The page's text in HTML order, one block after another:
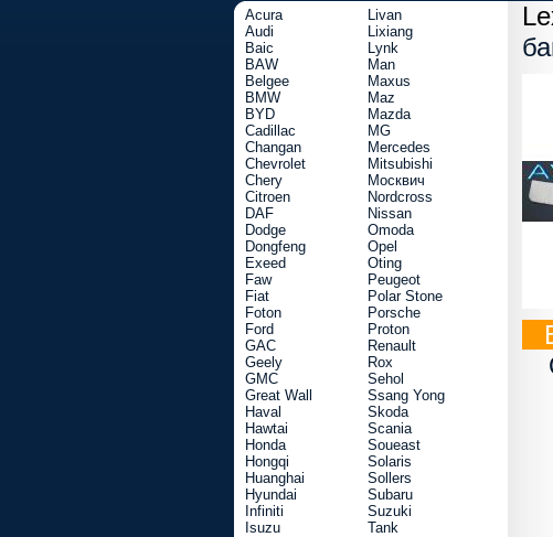
Acura
Audi
Baic
BAW
Belgee
BMW
BYD
Cadillac
Changan
Chevrolet
Chery
Citroen
DAF
Dodge
Dongfeng
Exeed
Faw
Fiat
Foton
Ford
GAC
Geely
GMC
Great Wall
Haval
Hawtai
Honda
Hongqi
Huanghai
Hyundai
Infiniti
Isuzu
Livan
Lixiang
Lynk
Man
Maxus
Maz
Mazda
MG
Mercedes
Mitsubishi
Москвич
Nordcross
Nissan
Omoda
Opel
Oting
Peugeot
Polar Stone
Porsche
Proton
Renault
Rox
Sehol
Ssang Yong
Skoda
Scania
Soueast
Solaris
Sollers
Subaru
Suzuki
Tank